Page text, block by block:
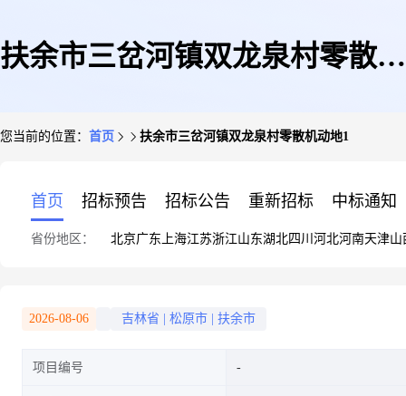
扶余市三岔河镇双龙泉村零散机
您当前的位置： 首页 扶余市三岔河镇双龙泉村零散机动地1
首页 招标预告 招标公告 重新招标 中标通知
省份地区： 北京广东 上海江苏浙江山东湖北四川 河北河南天津山
2026-08-06 吉林省 松原市 扶余市
项目编号